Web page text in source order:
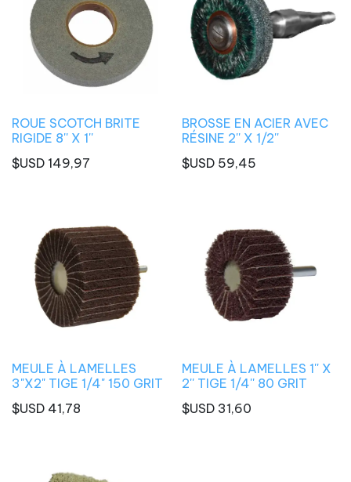
ROUE SCOTCH BRITE
RIGIDE 8'' X 1''
$USD 149,97
BROSSE EN ACIER AVEC
RÉSINE 2'' X 1/2''
$USD 59,45
MEULE À LAMELLES
3"X2" TIGE 1/4" 150 GRIT
$USD 41,78
MEULE À LAMELLES 1'' X
2'' TIGE 1/4'' 80 GRIT
$USD 31,60